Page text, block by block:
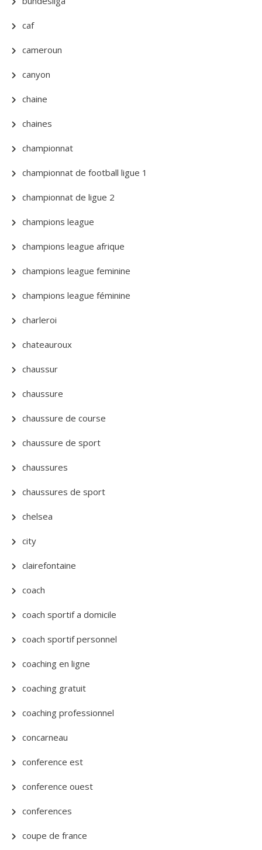
caf
cameroun
canyon
chaine
chaines
championnat
championnat de football ligue 1
championnat de ligue 2
champions league
champions league afrique
champions league feminine
champions league féminine
charleroi
chateauroux
chaussur
chaussure
chaussure de course
chaussure de sport
chaussures
chaussures de sport
chelsea
city
clairefontaine
coach
coach sportif a domicile
coach sportif personnel
coaching en ligne
coaching gratuit
coaching professionnel
concarneau
conference est
conference ouest
conferences
coupe de france